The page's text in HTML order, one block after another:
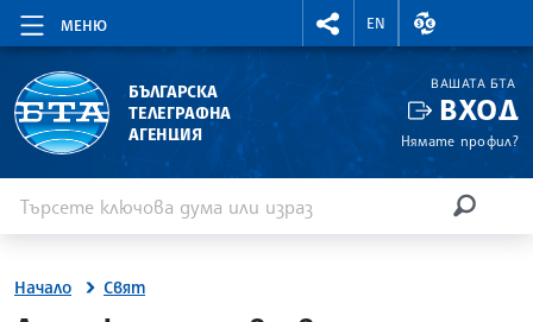
МЕНЮ
RIGHTMENU.SOCIAL
EN
ВАЛУТНИ
БЪЛГАРСКА
ТЕЛЕГРАФНА
АГЕНЦИЯ
ВАШАТА БТА
ВХОД
Нямате профил?
Начало Свят